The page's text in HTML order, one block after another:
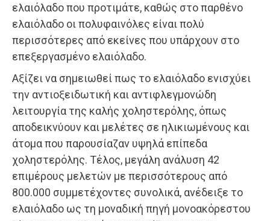
ελαιόλαδο που προτιμάτε, καθώς στο παρθένο
ελαιόλαδο οι πολυφαινόλες είναι πολύ
περισσότερες από εκείνες που υπάρχουν στο
επεξεργασμένο ελαιόλαδο.
Αξίζει να σημειωθεί πως το ελαιόλαδο ενισχύει
την αντιοξειδωτική και αντιφλεγμονώδη
λειτουργία της καλής χοληστερόλης, όπως
αποδεικνύουν και μελέτες σε ηλικιωμένους και
άτομα που παρουσίαζαν υψηλά επίπεδα
χοληστερόλης. Τέλος, μεγάλη ανάλυση 42
επιμέρους μελετών με περισσότερους από
800.000 συμμετέχοντες συνολικά, ανέδειξε το
ελαιόλαδο ως τη μοναδική πηγή μονοακόρεστου